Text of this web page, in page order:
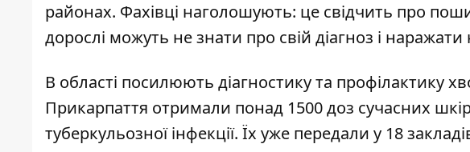
районах. Фахівці наголошують: це свідчить про
дорослі можуть не знати про свій діагноз і наражати
В області посилюють діагностику та профілактику
Прикарпаття отримали понад 1500 доз сучасних
туберкульозної інфекції. Їх уже передали у 18